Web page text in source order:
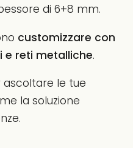
di 6+8 mm.
customizzare con
e reti metalliche.
ascoltare le tue
la soluzione